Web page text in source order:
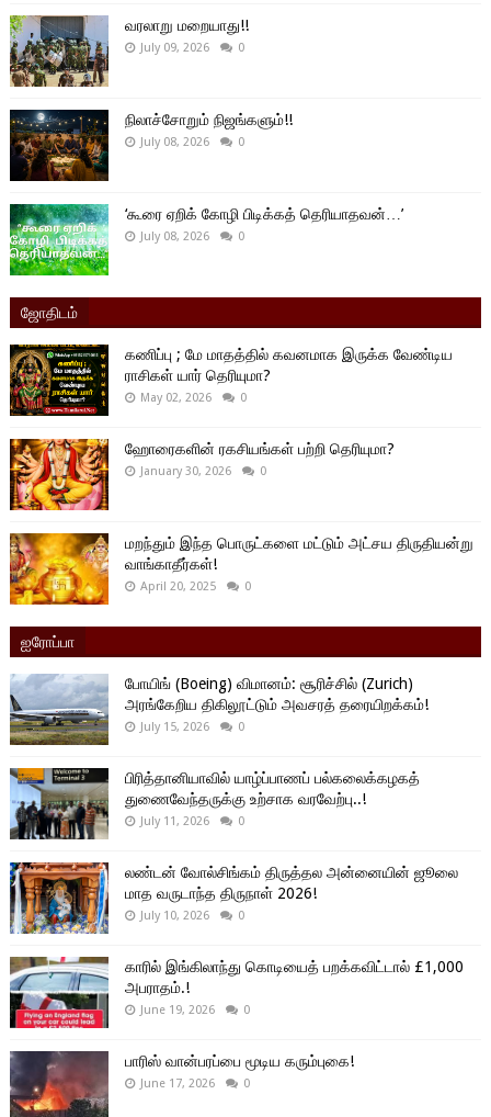
வரலாறு மறையாது!!
July 09, 2026 0
நிலாச்சோறும் நிஜங்களும்!!
July 08, 2026 0
‘கூரை ஏறிக் கோழி பிடிக்கத் தெரியாதவன்…’
July 08, 2026 0
ஜோதிடம்
கணிப்பு ; மே மாதத்தில் கவனமாக இருக்க வேண்டிய
ராசிகள் யார் தெரியுமா?
May 02, 2026 0
ஹோரைகளின் ரகசியங்கள் பற்றி தெரியுமா?
January 30, 2026 0
மறந்தும் இந்த பொருட்களை மட்டும் அட்சய திருதியன்று
வாங்காதீர்கள்!
April 20, 2025 0
ஐரோப்பா
போயிங் (Boeing) விமானம்: சூரிச்சில் (Zurich)
அரங்கேறிய திகிலூட்டும் அவசரத் தரையிறக்கம்!
July 15, 2026 0
பிரித்தானியாவில் யாழ்ப்பாணப் பல்கலைக்கழகத்
துணைவேந்தருக்கு உற்சாக வரவேற்பு..!
July 11, 2026 0
லண்டன் வோல்சிங்கம் திருத்தல அன்னையின் ஜூலை
மாத வருடாந்த திருநாள் 2026!
July 10, 2026 0
காரில் இங்கிலாந்து கொடியைத் பறக்கவிட்டால் £1,000
அபராதம்.!
June 19, 2026 0
பாரிஸ் வான்பரப்பை மூடிய கரும்புகை!
June 17, 2026 0